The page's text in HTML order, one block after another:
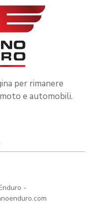
per rimanere
e automobili.
-